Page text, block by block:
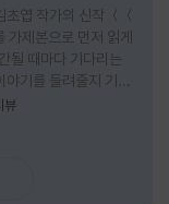
엽 작가의 신작 ＜＜
가제본으로 먼저 읽게
될 때마다 기다리는
야기를 들려줄지 기대
는 것이 가장 재미있
었다. 첫 장부터 평범
에게 보내는 메일로
뷰